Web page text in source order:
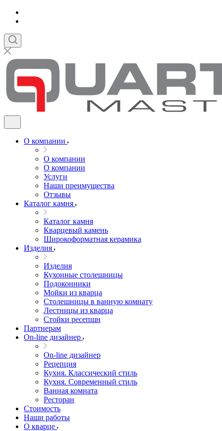
О компании
О компании
О компании
Услуги
Наши преимущества
Отзывы
Каталог камня
Каталог камня
Кварцевый камень
Широкоформатная керамика
Изделия
Изделия
Кухонные столешницы
Подоконники
Мойки из кварца
Столешницы в ванную комнату
Лестницы из кварца
Стойки ресепшн
Партнерам
On-line дизайнер
On-line дизайнер
Рецепция
Кухня. Классический стиль
Кухня. Современный стиль
Ванная комната
Ресторан
Стоимость
Наши работы
О кварце